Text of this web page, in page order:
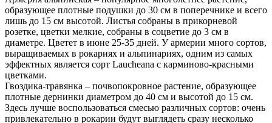
образующее плотные подушки до 30 см в поперечнике и всего
лишь до 15 см высотой. Листья собраны в прикорневой
розетке, цветки мелкие, собраны в соцветие до 3 см в
диаметре. Цветет в июне 25-35 дней. У армерии много сортов,
выращиваемых в рокариях и альпинариях, одним из самых
эффектных является сорт Laucheana с карминово-красными
цветками.
Гвоздика-травянка – почвопокровное растение, образующее
плотные дернинки диаметром до 40 см и высотой до 15 см.
Здесь лучше воспользоваться смесью различных сортов: очень
привлекательно в рокарии будут выглядеть сразу несколько